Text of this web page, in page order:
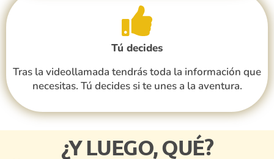
Tú decides
Tras la videollamada tendrás toda la información que
necesitas. Tú decides si te unes a la aventura.
¿Y LUEGO, QUÉ?